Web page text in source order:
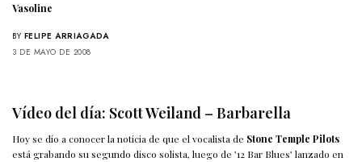
Vasoline
BY FELIPE ARRIAGADA
3 DE MAYO DE 2008
Vídeo del día: Scott Weiland – Barbarella
Hoy se dío a conocer la noticia de que el vocalista de Stone Temple Pilots
está grabando su segundo disco solista, luego de ’12 Bar Blues’ lanzado en